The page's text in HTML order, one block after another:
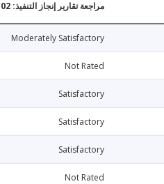
مراجعة تقارير إنجاز التنفيذ: 02-03-1998
Moderately Satisfactory
Not Rated
Satisfactory
Satisfactory
Satisfactory
Not Rated